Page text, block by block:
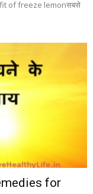
of freeze lemonसबसे
for